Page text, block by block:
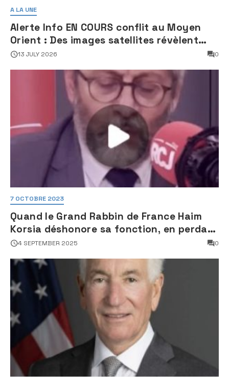
A LA UNE
Alerte Info EN COURS conflit au Moyen
Orient : Des images satellites révèlent
une activité jugée « inquiétante » sur
13 JULY 2026 0
7 OCTOBRE 2023
Quand le Grand Rabbin de France Haim
Korsia déshonore sa fonction, en perdant
son sang froid
4 SEPTEMBER 2025 0